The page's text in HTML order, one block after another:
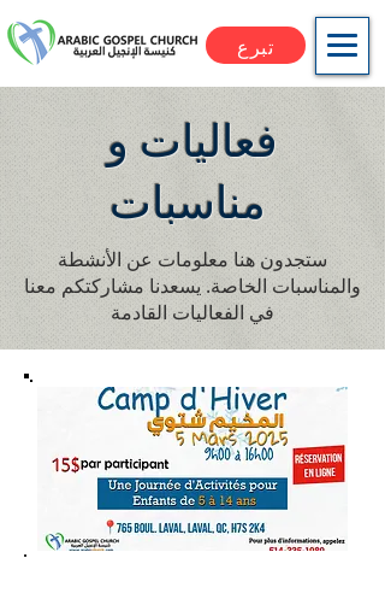
تبرع
فعاليات و
مناسبات
ستجدون هنا معلومات عن الأنشطة
والمناسبات الخاصة. يسعدنا مشاركتكم معنا
في الفعاليات القادمة